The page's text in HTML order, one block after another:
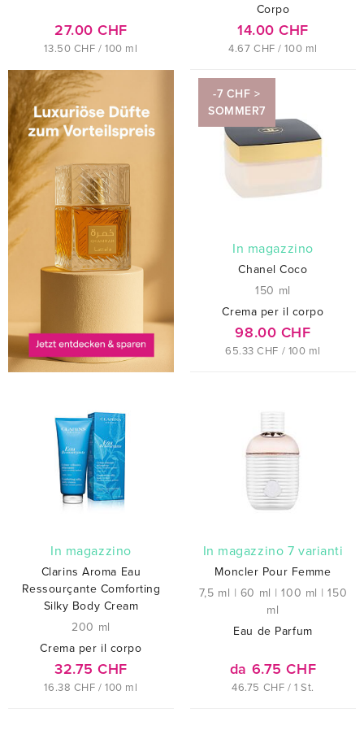
27.00 CHF
13.50 CHF / 100 ml
Corpo
14.00 CHF
4.67 CHF / 100 ml
-7 CHF >
SOMMER7
In magazzino
Chanel Coco
150 ml
Crema per il corpo
98.00 CHF
65.33 CHF / 100 ml
In magazzino
Clarins Aroma Eau
Ressourçante Comforting
Silky Body Cream
200 ml
Crema per il corpo
32.75 CHF
16.38 CHF / 100 ml
In magazzino 7 varianti
Moncler Pour Femme
7,5 ml | 60 ml |100 ml |150
ml
Eau de Parfum
da 6.75 CHF
46.75 CHF / 1 St.